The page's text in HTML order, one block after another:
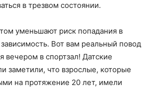
в трезвом состоянии.
уменьшают риск попадания в
Вот вам реальный повод
вечером в спортзал! Датские
заметили, что взрослые, которые
на протяжение 20 лет, имели